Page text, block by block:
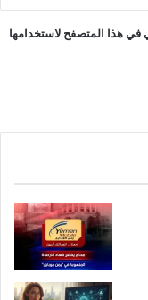
في هذا المتصفح لاستخدامها